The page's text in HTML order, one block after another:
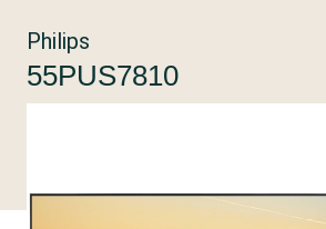
Philips
55PUS7810